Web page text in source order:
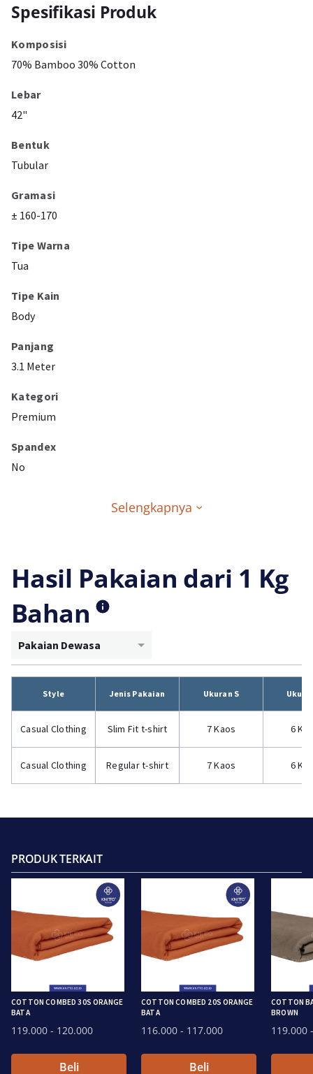
Spesifikasi Produk
Komposisi
70% Bamboo 30% Cotton
Lebar
42"
Bentuk
Tubular
Gramasi
± 160-170
Tipe Warna
Tua
Tipe Kain
Body
Panjang
3.1 Meter
Kategori
Premium
Spandex
No
Selengkapnya
Hasil Pakaian dari 1 Kg
Bahan
Pakaian Dewasa
Style Jenis Pakaian Ukuran S
Casual Clothing Slim Fit t-shirt 7 Kaos 6
Casual Clothing Regular t-shirt 7 Kaos 6
PRODUK TERKAIT
COTTON COMBED 30S ORANGE
BATA
119.000 - 120.000
Beli
COTTON COMBED 20S ORANGE
BATA
116.000 - 117.000
Beli
COTTON
BROWN
119.000